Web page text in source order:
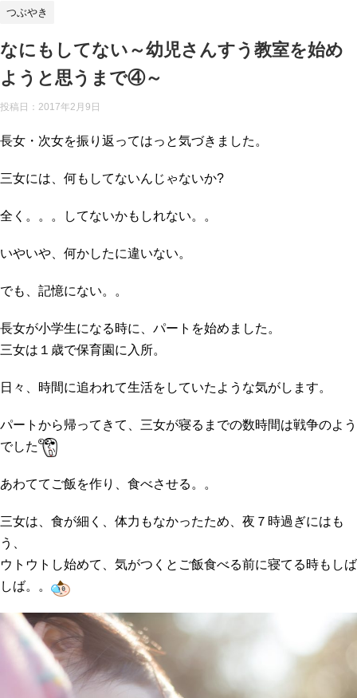
つぶやき
なにもしてない～幼児さんすう教室を始め
ようと思うまで④～
投稿日：2017年2月9日
長女・次女を振り返ってはっと気づきました。
三女には、何もしてないんじゃないか?
全く。。。してないかもしれない。。
いやいや、何かしたに違いない。
でも、記憶にない。。
長女が小学生になる時に、パートを始めました。
三女は１歳で保育園に入所。
日々、時間に追われて生活をしていたような気がします。
パートから帰ってきて、三女が寝るまでの数時間は戦争のよう
でした
あわててご飯を作り、食べさせる。。
三女は、食が細く、体力もなかったため、夜７時過ぎにはも
う、
ウトウトし始めて、気がつくとご飯食べる前に寝てる時もしば
しば。。